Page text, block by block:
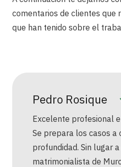
comentarios de clientes que
que han tenido sobre el
Pedro Rosique
Excelente profesional
Se prepara los casos a
profundidad. Sin lugar
matrimonialista de